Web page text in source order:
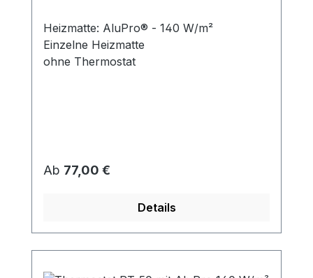
Heizmatte: AluPro® - 140 W/m²
Einzelne Heizmatte
ohne Thermostat
Regulärer Preis:
Ab 77,00 €
Details